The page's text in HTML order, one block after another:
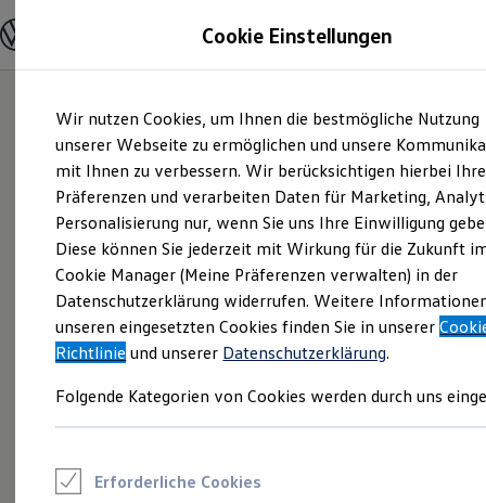
Hauptinhalt
springen
Footer
springen
Modelle und Konfigurator
Modelle vergleichen
Elektroautos
ENERGY Sondermodelle
Nutzfahrzeuge
SUV und CUV
Familienautos
Kombis
Kompaktwagen
Sportwagen
Schnell verfügbare Fahrzeuge
Angebote und Produkte
Aktuelle Angebote
E-Auto-Förderung
Volkswagen Marktplatz
Junge Gebrauchtwagen und Gebrauchtwagen
Saisonangebote
Cookie Einstellungen
Wir nutzen Cookies, um Ihnen die bestmögliche Nutzung
unserer Webseite zu ermöglichen und unsere
mit Ihnen zu verbessern. Wir berücksichtigen hierbei Ihre
Präferenzen und verarbeiten Daten für Marketing,
Personalisierung nur, wenn Sie uns Ihre Einwilligung
Diese können Sie jederzeit mit Wirkung für die Zukunft
Cookie Manager (Meine Präferenzen verwalten) in der
Datenschutzerklärung widerrufen. Weitere
unseren eingesetzten Cookies finden Sie in unserer
Richtlinie und unserer Datenschutzerklärung.
Folgende Kategorien von Cookies werden durch uns
Erforderliche Cookies